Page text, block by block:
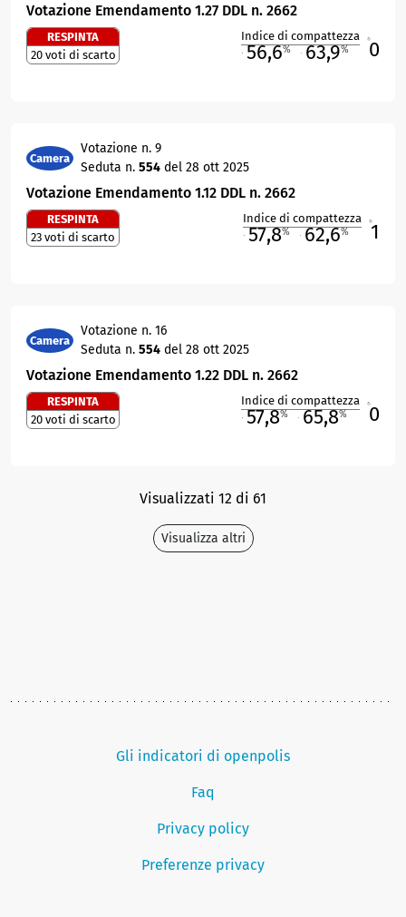
Votazione Emendamento 1.27 DDL n. 2662
RESPINTA
20 voti di scarto
Indice di compattezza
56,6% 63,9% 0
Camera
Votazione n. 9
Seduta n. 554 del 28 ott 2025
Votazione Emendamento 1.12 DDL n. 2662
RESPINTA
23 voti di scarto
Indice di compattezza
57,8% 62,6% 1
Camera
Votazione n. 16
Seduta n. 554 del 28 ott 2025
Votazione Emendamento 1.22 DDL n. 2662
RESPINTA
20 voti di scarto
Indice di compattezza
57,8% 65,8% 0
Visualizzati 12 di 61
Visualizza altri
Gli indicatori di openpolis
Faq
Privacy policy
Preferenze privacy